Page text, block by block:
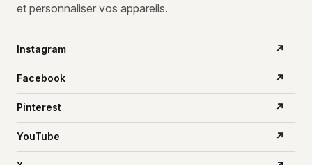
et personnaliser vos appareils.
Instagram ↗
Facebook ↗
Pinterest ↗
YouTube ↗